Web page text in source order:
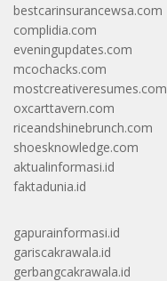
bestcarinsurancewsa.com
complidia.com
eveningupdates.com
mcochacks.com
mostcreativeresumes.com
oxcarttavern.com
riceandshinebrunch.com
shoesknowledge.com
aktualinformasi.id
faktadunia.id
gapurainformasi.id
gariscakrawala.id
gerbangcakrawala.id